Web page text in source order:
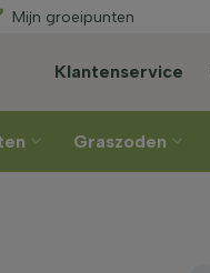
geleverdvanaf €450
Mijn groeipunten
Klantenservice
Graszoden